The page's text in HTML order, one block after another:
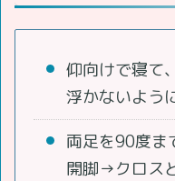
仰向けで寝て
浮かないよう
両足を90度
開脚→クロス